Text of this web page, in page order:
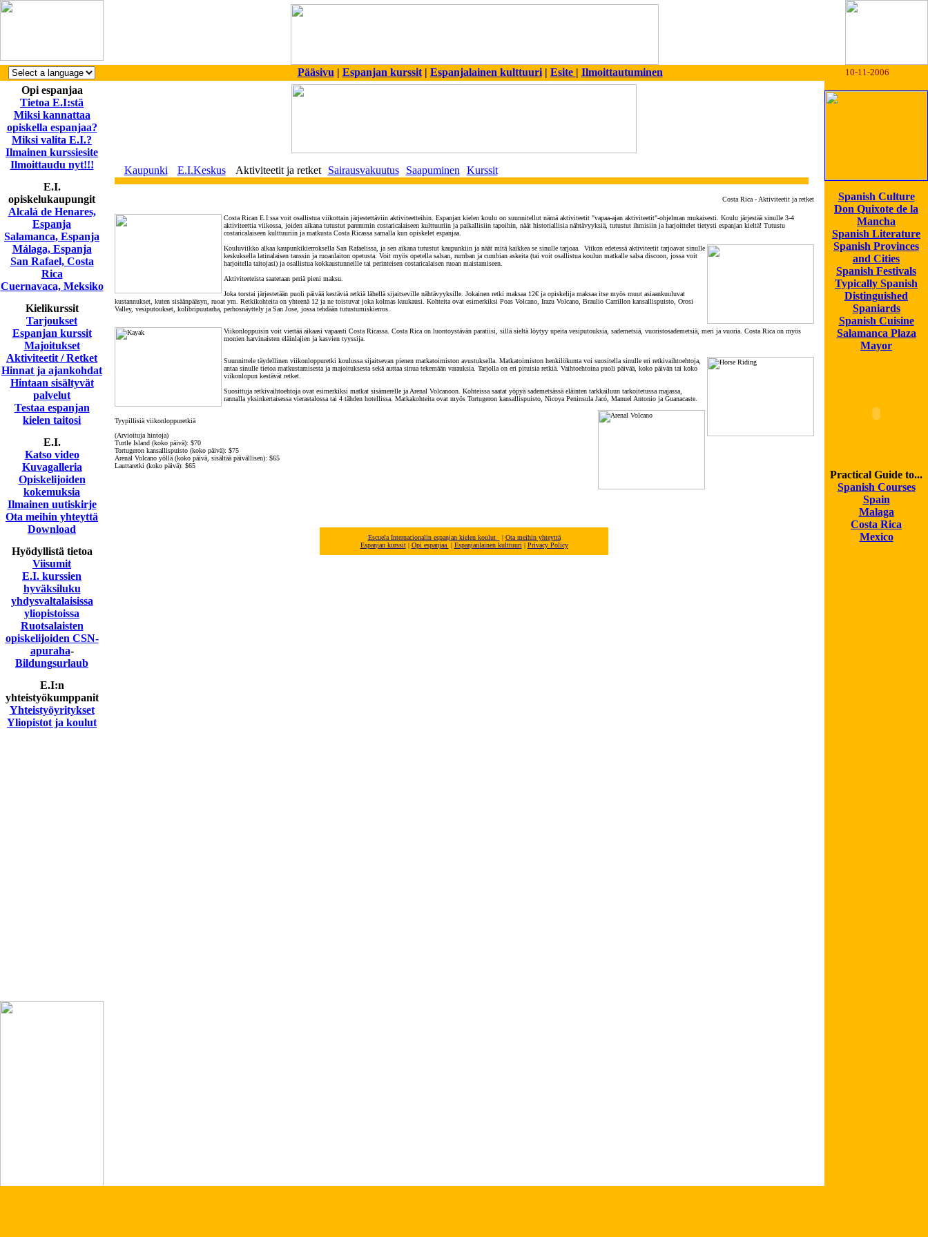
Pääsivu | Espanjan kurssit| Espanjalainen kulttuuri| Esite | Ilmoittautuminen 10-11-2006
Opi espanjaa
Tietoa E.I:stä
Miksi kannattaa
opiskella espanjaa?
Miksi valita E.I.?
Ilmainen kurssiesite
Ilmoittaudu nyt!!!
E.I.
opiskelukaupungit
Alcalá de Henares,
Espanja
Salamanca, Espanja
Málaga, Espanja
San Rafael, Costa
Rica
Cuernavaca, Meksiko
Kielikurssit
Tarjoukset
Espanjan kurssit
Majoitukset
Aktiviteetit / Retket
Hinnat ja ajankohdat
Hintaan sisältyvät
palvelut
Testaa espanjan
kielen taitosi
E.I.
Katso video
Kuvagalleria
Opiskelijoiden
kokemuksia
Ilmainen uutiskirje
Ota meihin yhteyttä
Download
Hyödyllistä tietoa
Viisumit
E.I. kurssien
hyväksiluku
yhdysvaltalaisissa
yliopistoissa
Ruotsalaisten
opiskelijoiden CSN-
apuraha-
Bildungsurlaub
E.I:n
yhteistyökumppanit
Yhteistyöyritykset
Yliopistot ja koulut
Kaupunki E.I.Keskus Aktiviteetit ja retket Sairausvakuutus Saapuminen Kurssit
Costa Rica - Aktiviteetit ja retket
Costa Rican E.I:ssa voit osallistua viikottain järjestettäviin aktiviteetteihin. Espanjan kielen koulu on suunnitellut nämä aktiviteetit "vapaa-ajan aktiviteetit"-ohjelman mukaisesti. Koulu järjestää sinulle 3-4
aktiviteettia viikossa, joiden aikana tutustut paremmin costaricalaiseen kulttuuriin ja paikallisiin tapoihin, näät historiallisia nähtävyyksiä, tutustut ihmisiin ja harjoittelet tietysti espanjan kieltä! Tutustu
costaricalaiseen kulttuuriin ja matkusta Costa Ricassa samalla kun opiskelet espanjaa.
Kouluviikko alkaa kaupunkikierroksella San Rafaelissa, ja sen aikana tutustut kaupunkiin ja näät mitä kaikkea se sinulle tarjoaa. Viikon edetessä aktiviteetit tarjoavat sinulle
keskuksella latinalaisen tanssin ja ruoanlaiton opetusta. Voit myös opetella salsan, rumban ja cumbian askeita (tai voit osallistua koulun matkalle salsa discoon, jossa voit
harjoitella taitojasi) ja osallistua kokkaustunneille tai perinteisen costaricalaisen ruoan maistamiseen.
Aktiviteeteista saatetaan periä pieni maksu.
Joka torstai järjestetään puoli päivää kestäviä retkiä lähellä sijaitseville nähtävyyksille. Jokainen retki maksaa 12€ ja opiskelija maksaa itse myös muut asiaankuuluvat
kustannukset, kuten sisäänpääsyn, ruoat ym. Retkikohteita on yhteenä 12 ja ne toistuvat joka kolmas kuukausi. Kohteita ovat esimerkiksi Poas Volcano, Irazu Volcano, Braulio Carrillon kansallispuisto, Orosi
Valley, vesiputoukset, kolibripuutarha, perhosnäyttely ja San Jose, jossa tehdään tutustumiskierros.
Viikonloppuisin voit viettää aikaasi vapaasti Costa Ricassa. Costa Rica on luontoystävän paratiisi, sillä sieltä löytyy upeita vesiputouksia, sademetsiä, vuoristosademetsiä, meri ja vuoria. Costa Rica on myös
monien harvinaisten eläinlajien ja kasvien tyyssija.
Suunnittele täydellinen viikonloppuretki koulussa sijaitsevan pienen matkatoimiston avustuksella. Matkatoimiston henkilökunta voi suositella sinulle eri retkivaihtoehtoja,
antaa sinulle tietoa matkustamisesta ja majoituksesta sekä auttaa sinua tekemään varauksia. Tarjolla on eri pituisia retkiä. Vaihtoehtoina puoli päivää, koko päivän tai koko
viikonlopun kestävät retket.
Suosittuja retkivaihtoehtoja ovat esimerkiksi matkat sisämerelle ja Arenal Volcanoon. Kohteissa saatat yöpyä sademetsässä eläinten tarkkailuun tarkoitetussa majassa,
rannalla yksinkertaisessa vierastalossa tai 4 tähden hotellissa. Matkakohteita ovat myös Tortugeron kansallispuisto, Nicoya Peninsula Jacó, Manuel Antonio ja Guanacaste.
Tyypillisiä viikonloppuretkiä
(Arvioituja hintoja)
Turtle Island (koko päivä): $70
Tortugeron kansallispuisto (koko päivä): $75
Arenal Volcano yöllä (koko päivä, sisältää päivällisen): $65
Lauttaretki (koko päivä): $65
Escuela Internacionalin espanjan kielen koulut | Ota meihin yhteyttä
Espanjan kurssit| Opi espanjaa | Espanjanlainen kulttuuri | Privacy Policy
Spanish Culture
Don Quixote de la
Mancha
Spanish Literature
Spanish Provinces
and Cities
Spanish Festivals
Typically Spanish
Distinguished
Spaniards
Spanish Cuisine
Salamanca Plaza
Mayor
Practical Guide to...
Spanish Courses
Spain
Malaga
Costa Rica
Mexico